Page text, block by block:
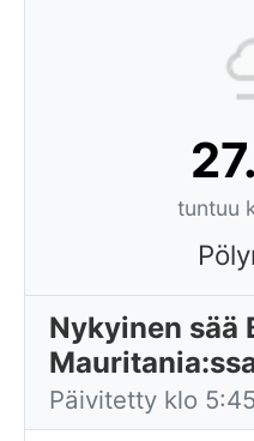
tuntuu
Nykyinen sää
Päivitetty klo